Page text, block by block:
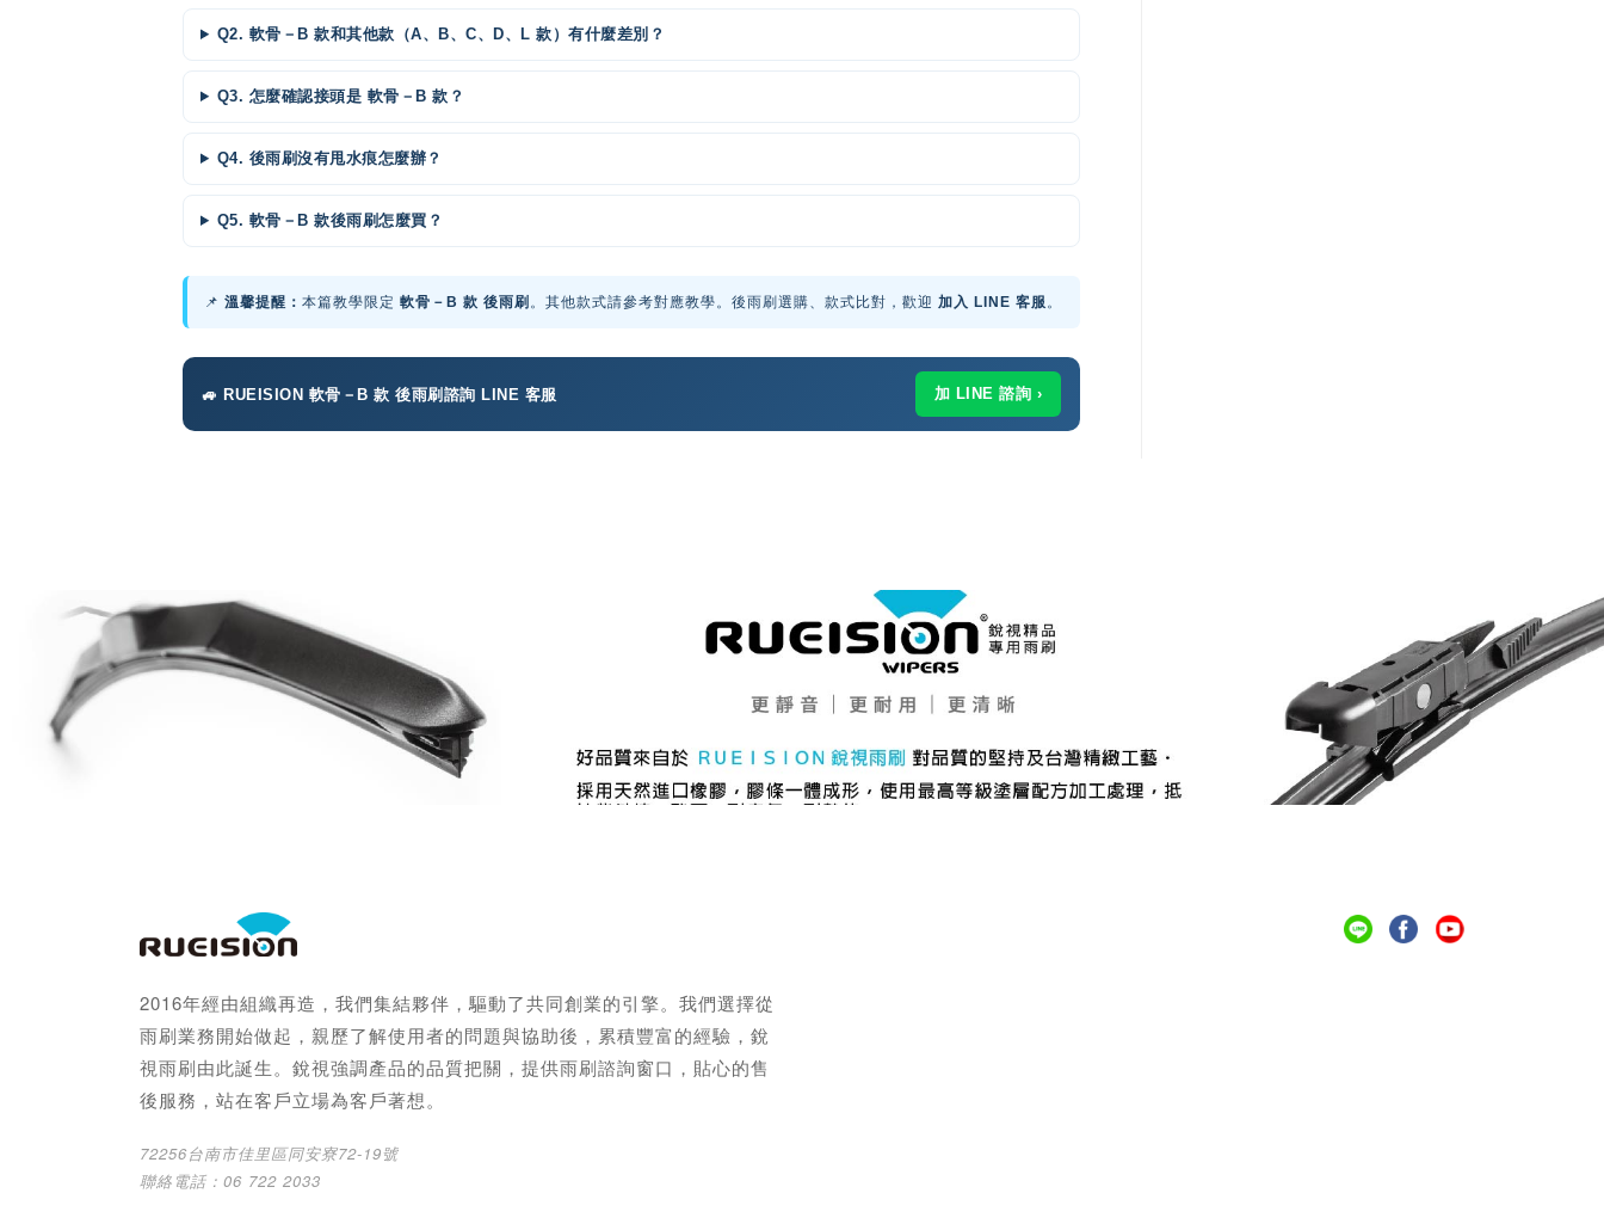
Q2. 軟骨－B 款和其他款（A、B、C、D、L 款）有什麼差別？
Q3. 怎麼確認接頭是 軟骨－B 款？
Q4. 後雨刷沒有甩水痕怎麼辦？
Q5. 軟骨－B 款後雨刷怎麼買？
📌 溫馨提醒： 本篇教學限定 軟骨－B 款 後雨刷 。其他款式請參考對應教學。後雨刷選購、款式比對，歡迎 加入 LINE 客服。
🚙 RUEISION 軟骨－B 款 後雨刷諮詢 LINE 客服 加 LINE 諮詢 ›
2016年經由組織再造，我們集結夥伴，驅動了共同創業的引擎。我們選擇從
雨刷業務開始做起，親歷了解使用者的問題與協助後，累積豐富的經驗，銳
視雨刷由此誕生。銳視強調產品的品質把關，提供雨刷諮詢窗口，貼心的售
後服務，站在客戶立場為客戶著想。
72256台南市佳里區同安寮72-19號
聯絡電話：06 722 2033